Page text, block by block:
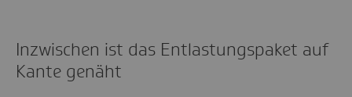
Inzwischen ist das Entlastungspaket auf
Kante genäht